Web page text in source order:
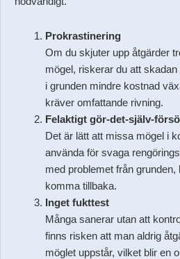
Prokrastinering
Om du skjuter upp åtgärder
mögel, riskerar du att
i grunden mindre kostnad
kräver omfattande rivning.
Felaktigt gör-det-själv-
Det är lätt att missa mögel i
använda för svaga
med problemet från
komma tillbaka.
Inget fukttest
Många sanerar utan att
finns risken att man aldrig
möglet uppstår, vilket blir en